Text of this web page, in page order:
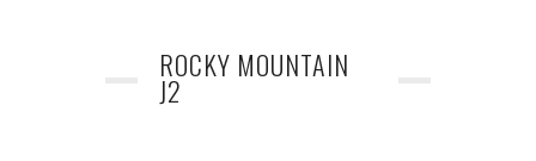
ROCKY MOUNTAIN
J2